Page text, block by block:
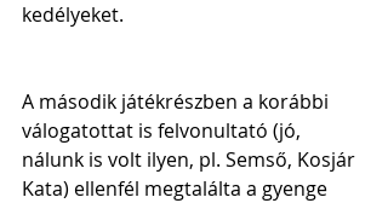
kedélyeket.
A második játékrészben a korábbi
válogatottat is felvonultató (jó,
nálunk is volt ilyen, pl. Semső, Kosjár
Kata) ellenfél megtalálta a gyenge